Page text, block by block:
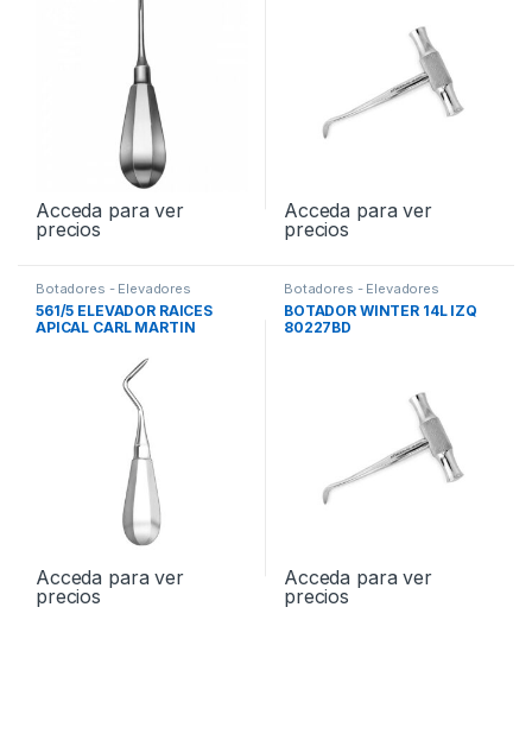
Acceda para ver
precios
Acceda para ver
precios
Botadores - Elevadores
561/5 ELEVADOR RAICES
APICAL CARL MARTIN
Acceda para ver
precios
Botadores - Elevadores
BOTADOR WINTER 14L IZQ
80227BD
Acceda para ver
precios